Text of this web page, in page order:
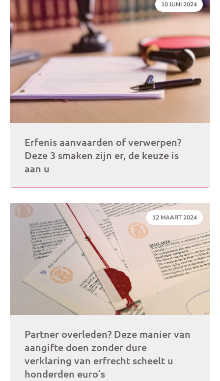
DATUM:
10 JUNI 2024
Erfenis aanvaarden of verwerpen?
Deze 3 smaken zijn er, de keuze is
aan u
DATUM:
12 MAART 2024
Partner overleden? Deze manier van
aangifte doen zonder dure
verklaring van erfrecht scheelt u
honderden euro’s